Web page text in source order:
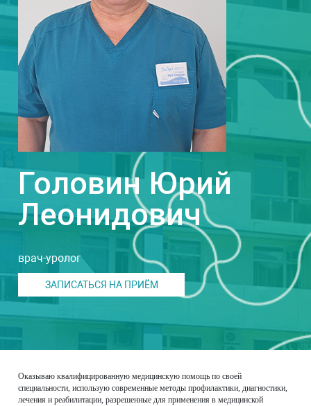
Головин Юрий
Леонидович
врач-уролог
ЗАПИСАТЬСЯ НА ПРИЁМ
Оказываю квалифицированную медицинскую помощь по своей
специальности, использую современные методы профилактики, диагностики,
лечения и реабилитации, разрешенные для применения в медицинской